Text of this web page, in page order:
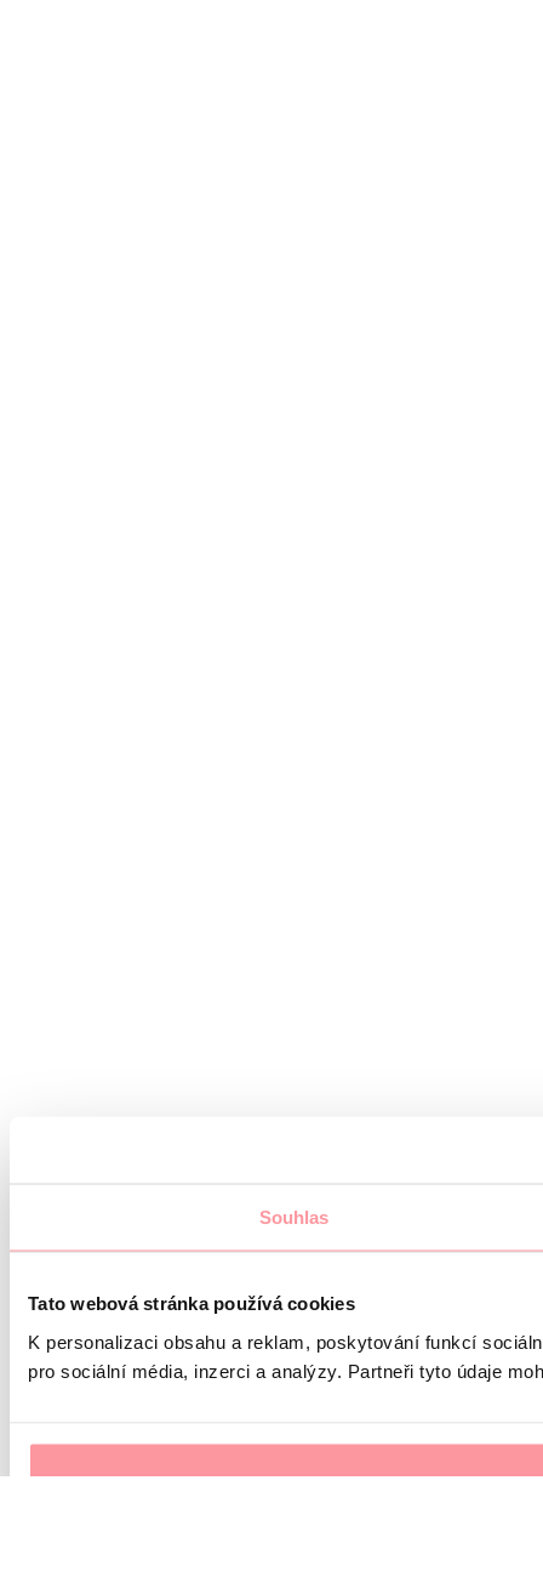
Souhlas
Tato webová stránka používá cookies
K personalizaci obsahu a reklam, poskytování funkcí
pro sociální média, inzerci a analýzy. Partneři tyto údaje